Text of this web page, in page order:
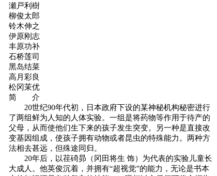
瀬戸利樹
柳俊太郎
铃木伸之
伊原刚志
丰原功补
石桥莲司
黑岛结菜
高月彩良
松冈茉优
简 介
20世纪90年代初，日本政府下设的某神秘机构秘密进行
了两组鲜为人知的人体实验。一组是将药物等作用于待产的
父母，从而使他们生下来的孩子发生突变。另一种是直接改
变基因组成，使孩子拥有动物或者昆虫的特殊能力。两种方
法相去甚远，但殊途同归。
20年后，以荏碕昴（冈田将生 饰）为代表的实验儿童长
大成人。他英俊沉着，并拥有“超视觉”的能力，无论是书本